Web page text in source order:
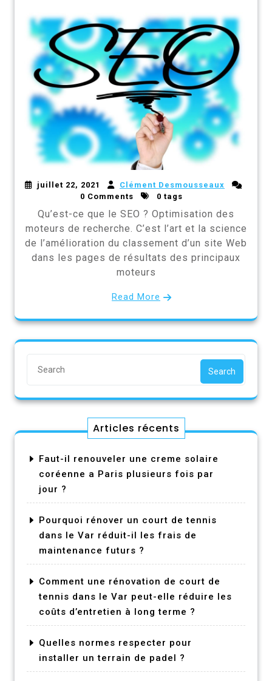
juillet 22, 2021
Clément Desmousseaux
0 Comments
0 tags
Qu’est-ce que le SEO ? Optimisation des
moteurs de recherche. C’est l’art et la science
de l’amélioration du classement d’un site Web
dans les pages de résultats des principaux
moteurs
Read More
Search
Articles récents
Faut-il renouveler une creme solaire
coréenne a Paris plusieurs fois par
jour ?
Pourquoi rénover un court de tennis
dans le Var réduit-il les frais de
maintenance futurs ?
Comment une rénovation de court de
tennis dans le Var peut-elle réduire les
coûts d’entretien à long terme ?
Quelles normes respecter pour
installer un terrain de padel ?